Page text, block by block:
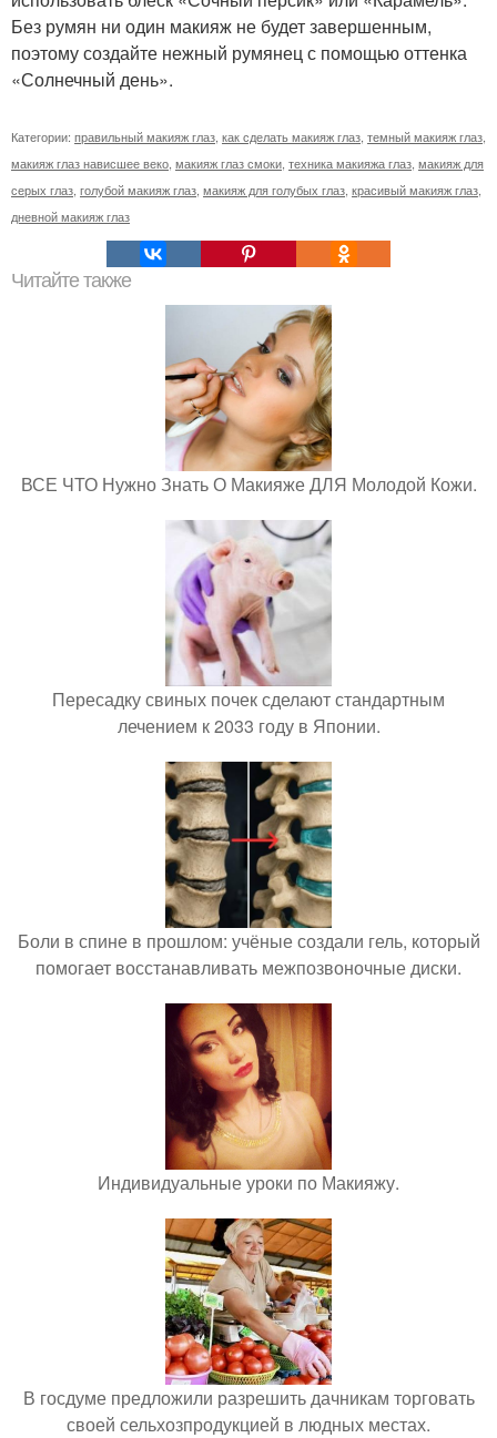
Без румян ни один макияж не будет завершенным,
поэтому создайте нежный румянец с помощью оттенка
«Солнечный день».
Категории: правильный макияж глаз как сделать макияж глаз темный макияж глаз
макияж глаз нависшее веко макияж глаз смоки техника макияжа глаз макияж для
серых глаз голубой макияж глаз макияж для голубых глаз красивый макияж глаз
дневной макияж глаз
Читайте также
ВСЕ ЧТО Нужно Знать О Макияже ДЛЯ Молодой Кожи.
Пересадку свиных почек сделают стандартным
лечением к 2033 году в Японии.
Боли в спине в прошлом: учёные создали гель, который
помогает восстанавливать межпозвоночные диски.
Индивидуальные уроки по Макияжу.
В госдуме предложили разрешить дачникам торговать
своей сельхозпродукцией в людных местах.